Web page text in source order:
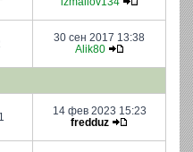
30 сен 2017 13:38
Alik80
14 фев 2023 15:23
fredduz